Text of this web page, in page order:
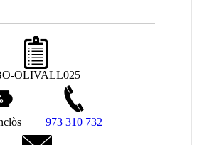
OLIVALL025
973 310 732